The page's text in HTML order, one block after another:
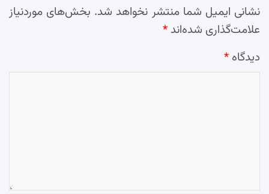
نشانی ایمیل شما منتشر نخواهد شد. بخش‌های موردنیاز
علامت‌گذاری شده‌اند *
دیدگاه *